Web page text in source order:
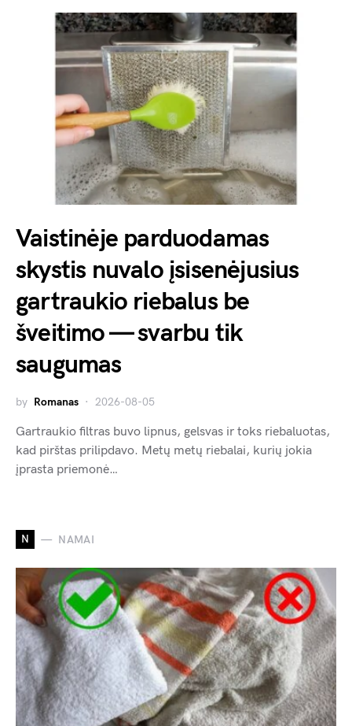
Vaistinėje parduodamas
skystis nuvalo įsisenėjusius
gartraukio riebalus be
šveitimo — svarbu tik
saugumas
by Romanas 2026-08-05
Gartraukio filtras buvo lipnus, gelsvas ir toks riebaluotas,
kad pirštas prilipdavo. Metų metų riebalai, kurių jokia
įprasta priemonė…
N NAMAI